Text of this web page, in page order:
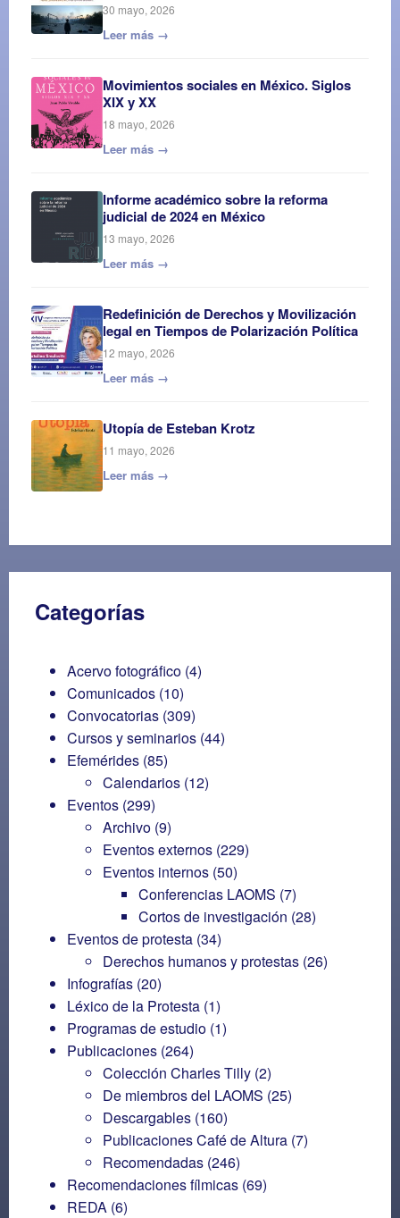
30 mayo, 2026
Leer más →
Movimientos sociales en México. Siglos
XIX y XX
18 mayo, 2026
Leer más →
Informe académico sobre la reforma
judicial de 2024 en México
13 mayo, 2026
Leer más →
Redefinición de Derechos y Movilización
legal en Tiempos de Polarización Política
12 mayo, 2026
Leer más →
Utopía de Esteban Krotz
11 mayo, 2026
Leer más →
Categorías
Acervo fotográfico (4)
Comunicados (10)
Convocatorias (309)
Cursos y seminarios (44)
Efemérides (85)
Calendarios (12)
Eventos (299)
Archivo (9)
Eventos externos (229)
Eventos internos (50)
Conferencias LAOMS (7)
Cortos de investigación (28)
Eventos de protesta (34)
Derechos humanos y protestas (26)
Infografías (20)
Léxico de la Protesta (1)
Programas de estudio (1)
Publicaciones (264)
Colección Charles Tilly (2)
De miembros del LAOMS (25)
Descargables (160)
Publicaciones Café de Altura (7)
Recomendadas (246)
Recomendaciones fílmicas (69)
REDA (6)